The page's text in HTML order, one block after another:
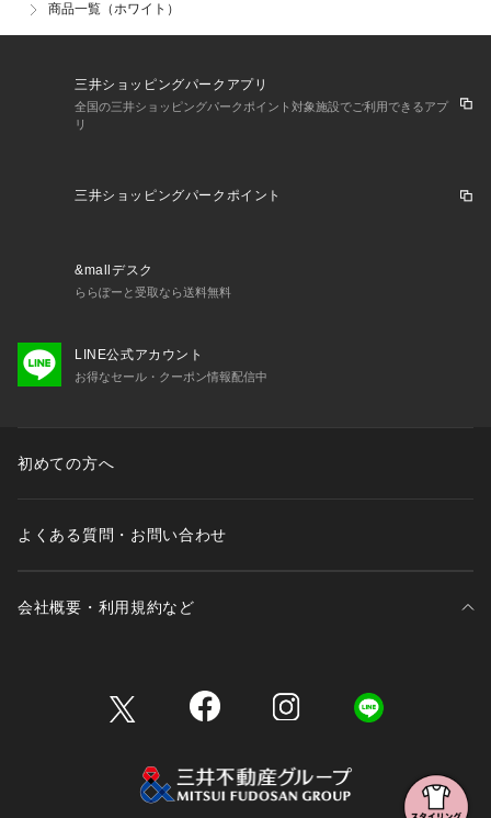
商品一覧（ホワイト）
三井ショッピングパークアプリ
全国の三井ショッピングパークポイント対象施設でご利用できるアプ
リ
三井ショッピングパークポイント
&mallデスク
ららぽーと受取なら送料無料
LINE公式アカウント
お得なセール・クーポン情報配信中
初めての方へ
よくある質問・お問い合わせ
会社概要・利用規約など